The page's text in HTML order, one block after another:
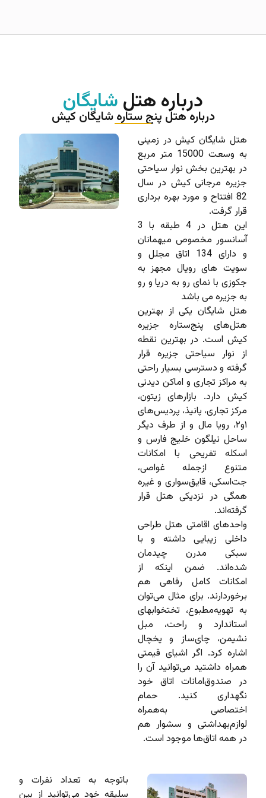
درباره هتل شایگان
درباره هتل پنج ستاره شایگان کیش
هتل شایگان کیش در زمینی
به وسعت 15000 متر مربع
در بهترین بخش نوار سیاحتی
جزیره مرجانی کیش در سال
82 افتتاح و مورد بهره برداری
قرار گرفت.
این هتل در 4 طبقه با 3
آسانسور مخصوص میهمانان
و دارای 134 اتاق مجلل و
سویت های رویال مجهز به
جکوزی با نمای رو به دریا و رو
به جزیره می باشد
هتل شایگان یکی از بهترین
هتل‌های پنج‌ستاره جزیره
کیش است. در بهترین نقطه
از نوار سیاحتی جزیره قرار
گرفته و دسترسی بسیار راحتی
به مراکز تجاری و اماکن دیدنی
کیش دارد. بازارهای زیتون،
مرکز تجاری، پانیذ، پردیس‌های
۱و۲، رویا مال و از طرف دیگر
ساحل نیلگون خلیج فارس و
اسکله تفریحی با امکانات
متنوع ازجمله غواصی،
جت‌اسکی، قایق‌سواری و غیره
همگی در نزدیکی هتل قرار
گرفته‌اند.
واحدهای اقامتی هتل طراحی
داخلی زیبایی داشته و با
سبکی مدرن چیدمان
شده‌اند. ضمن اینکه از
امکانات کامل رفاهی هم
برخوردارند. برای مثال می‌توان
به تهویه‌مطبوع، تختخوابهای
استاندارد و راحت، مبل
نشیمن، چای‌ساز و یخچال
اشاره کرد. اگر اشیای قیمتی
همراه داشتید می‌توانید آن را
در صندوق‌امانات اتاق خود
نگهداری کنید. حمام
اختصاصی به‌همراه
لوازم‌بهداشتی و سشوار هم
در همه اتاق‌ها موجود است.
باتوجه به تعداد نفرات و
سلیقه خود می‌توانید از بین